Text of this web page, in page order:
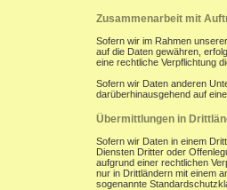
Zusammenarbeit mit
Sofern wir im Rahmen
auf die Daten gewähren,
eine rechtliche Verpflichtung
Sofern wir Daten anderen
darüberhinausgehend auf
Übermittlungen in
Sofern wir Daten in einem
Diensten Dritter oder
aufgrund einer rechtlichen
nur in Drittländern mit einem
sogenannte